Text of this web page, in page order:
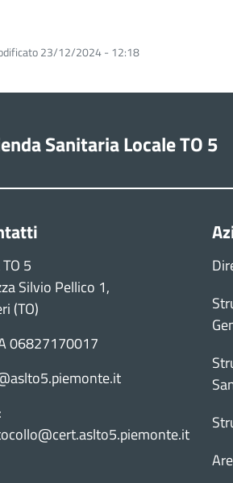
23/12/2024 - 12:18
Sanitaria Locale TO 5
5
Silvio Pellico 1,
(TO)
06827170017